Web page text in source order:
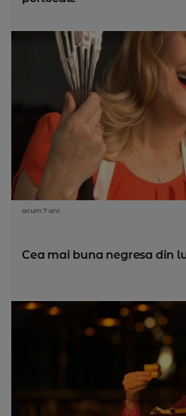
acum 7 ani
Cea mai buna negresa din